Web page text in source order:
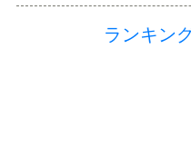
ランキン